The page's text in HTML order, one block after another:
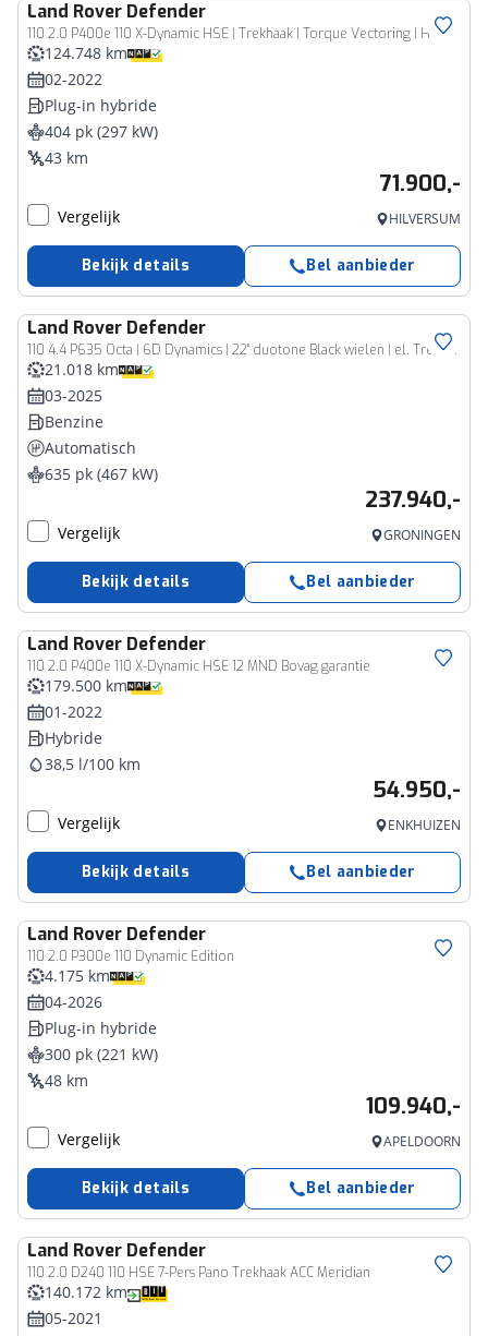
Land Rover Defender
110 2.0 P400e 110 X-Dynamic HSE | Trekhaak | Torque Vectoring | Head-Up | Meridian Surround
124.748 km
02-2022
Plug-in hybride
404 pk (297 kW)
43 km
71.900,-
Vergelijk HILVERSUM
Bekijk details Bel aanbieder
Land Rover Defender
110 4.4 P635 Octa | 6D Dynamics | 22" duotone Black wielen | el. Trekhaak |
21.018 km
03-2025
Benzine
Automatisch
635 pk (467 kW)
237.940,-
Vergelijk GRONINGEN
Bekijk details Bel aanbieder
Land Rover Defender
110 2.0 P400e 110 X-Dynamic HSE 12 MND Bovag garantie
179.500 km
01-2022
Hybride
38,5 l/100 km
54.950,-
Vergelijk ENKHUIZEN
Bekijk details Bel aanbieder
Land Rover Defender
110 2.0 P300e 110 Dynamic Edition
4.175 km
04-2026
Plug-in hybride
300 pk (221 kW)
48 km
109.940,-
Vergelijk APELDOORN
Bekijk details Bel aanbieder
Land Rover Defender
110 2.0 D240 110 HSE 7-Pers Pano Trekhaak ACC Meridian
140.172 km
05-2021